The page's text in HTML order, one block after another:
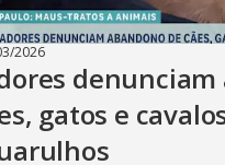
2026
gatos e